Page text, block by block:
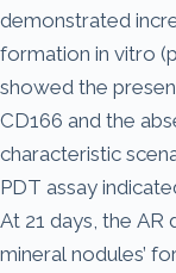
demonstrated
formation in vitro
showed the
CD166 and the
characteristic
PDT assay
At 21 days, the AR
mineral nodules’